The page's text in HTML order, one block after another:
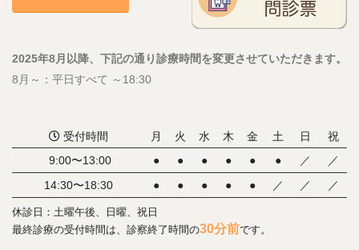
2025年8月以降、下記の通り診療時間を変更させていただきます。
8月～：平日すべて ～18:30
受付時間 月 火 水 木 金 土 日
祝
9:00〜13:00
● ● ● ● ● ● ／
／
14:30〜18:30
● ● ● ● ● ／ ／ ／
休診日：土曜午後、日曜、祝日
最終診療の受付時間は、診察終了時間の30分前です。